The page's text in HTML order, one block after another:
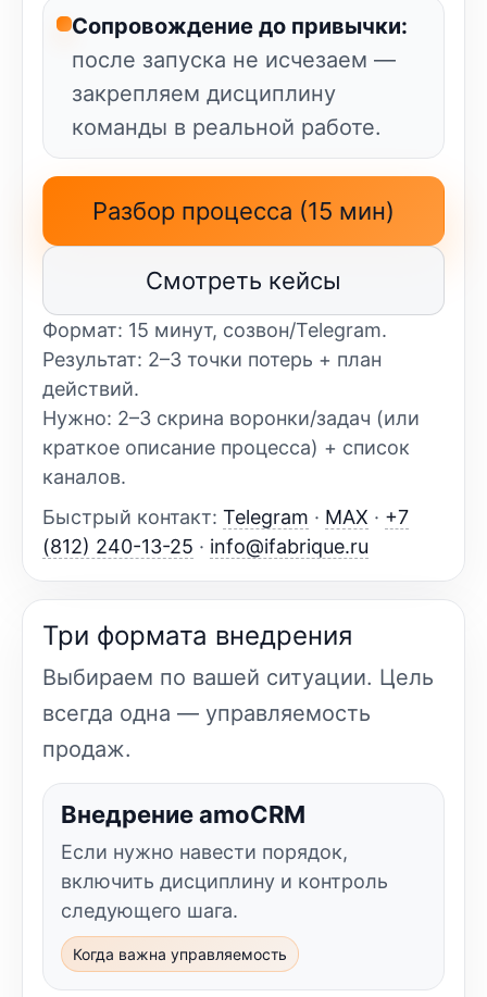
Сопровождение до привычки:
после запуска не исчезаем —
закрепляем дисциплину
команды в реальной работе.
Разбор процесса (15 мин)
Смотреть кейсы
Формат: 15 минут, созвон/Telegram.
Результат: 2–3 точки потерь + план
действий.
Нужно: 2–3 скрина воронки/задач (или
краткое описание процесса) + список
каналов.
Быстрый контакт: Telegram · MAX · +7
(812) 240-13-25 · info@ifabrique.ru
Три формата внедрения
Выбираем по вашей ситуации. Цель
всегда одна — управляемость
продаж.
Внедрение amoCRM
Если нужно навести порядок,
включить дисциплину и контроль
следующего шага.
Когда важна управляемость